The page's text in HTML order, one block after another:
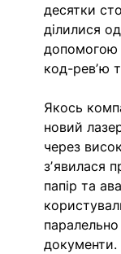
десятки
ділилися
допомогою
код-ревʼю
Якось
новий
через
зʼявилася
папір та
документи.